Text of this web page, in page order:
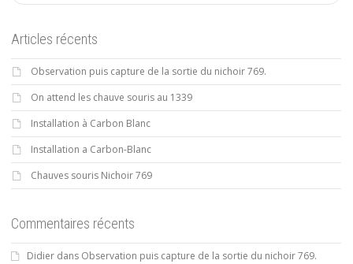
Articles récents
Observation puis capture de la sortie du nichoir 769.
On attend les chauve souris au 1339
Installation à Carbon Blanc
Installation a Carbon-Blanc
Chauves souris Nichoir 769
Commentaires récents
Didier dans Observation puis capture de la sortie du nichoir 769.